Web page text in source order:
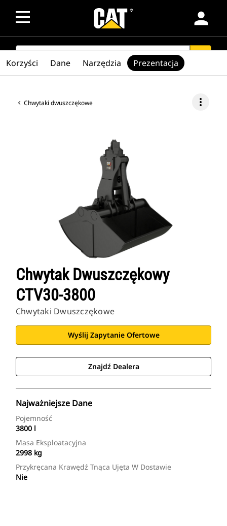
person
SEARCH
Chwytaki dwuszczękowe more_vert
Chwytak Dwuszczękowy
CTV30-3800
Chwytaki Dwuszczękowe
Wyślij Zapytanie Ofertowe
Znajdź Dealera
Najważniejsze Dane
Pojemność
3800 l
Masa Eksploatacyjna
2998 kg
Przykręcana Krawędź Tnąca Ujęta W Dostawie
Nie
Korzyści Dane Narzędzia Prezentacja